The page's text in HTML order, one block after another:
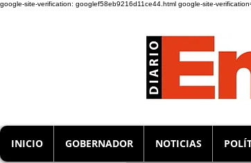
google-site-verification: googlef58eb9216d11ce44.html google-site-
INICIO GOBERNADOR NOTICIAS